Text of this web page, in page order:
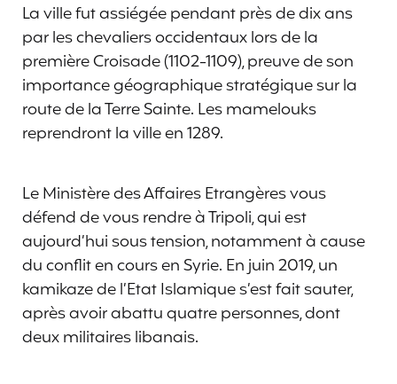
La ville fut assiégée pendant près de dix ans
par les chevaliers occidentaux lors de la
première Croisade (1102-1109), preuve de son
importance géographique stratégique sur la
route de la Terre Sainte. Les mamelouks
reprendront la ville en 1289.
Le Ministère des Affaires Etrangères vous
défend de vous rendre à Tripoli, qui est
aujourd’hui sous tension, notamment à cause
du conflit en cours en Syrie. En juin 2019, un
kamikaze de l’Etat Islamique s’est fait sauter,
après avoir abattu quatre personnes, dont
deux militaires libanais.